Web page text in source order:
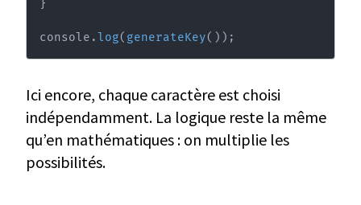
}
console . log( generateKey( ) ) ;
Ici encore, chaque caractère est choisi
indépendamment. La logique reste la même
qu’en mathématiques : on multiplie les
possibilités.